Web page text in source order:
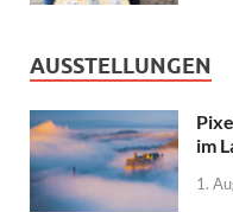
AUSSTELLUNGEN
im
1.